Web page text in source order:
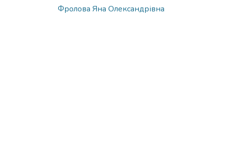
Фролова Яна Олександрівна